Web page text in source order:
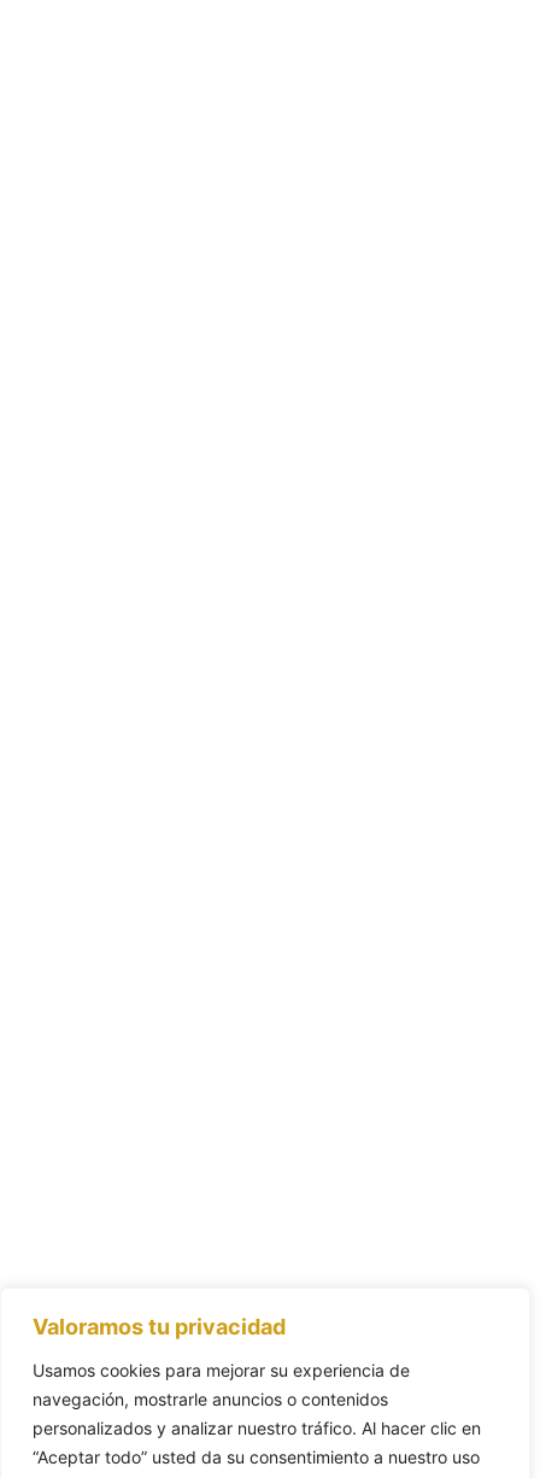
Valoramos tu privacidad
Usamos cookies para mejorar su experiencia de
navegación, mostrarle anuncios o contenidos
personalizados y analizar nuestro tráfico. Al hacer clic en
“Aceptar todo” usted da su consentimiento a nuestro uso